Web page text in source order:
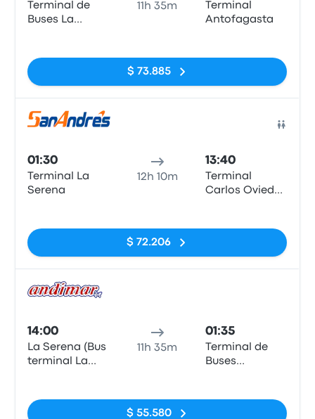
Terminal de
Buses La
11h 35m
Terminal
Antofagasta
$ 73.885
01:30
Terminal La
Serena
12h 10m
13:40
Terminal
Carlos Oviedo
$ 72.206
14:00
La Serena (Bus
terminal La
11h 35m
01:35
Terminal de
Buses
$ 55.580